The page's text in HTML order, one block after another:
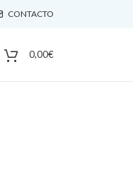
CONTACTO
0,00€